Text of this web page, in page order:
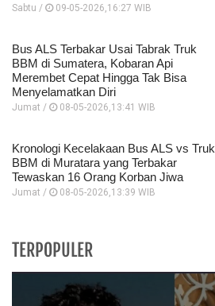
Sabtu / 09-05-2026,16:27 WIB
Bus ALS Terbakar Usai Tabrak Truk
BBM di Sumatera, Kobaran Api
Merembet Cepat Hingga Tak Bisa
Menyelamatkan Diri
Jumat / 08-05-2026,13:41 WIB
Kronologi Kecelakaan Bus ALS vs Truk
BBM di Muratara yang Terbakar
Tewaskan 16 Orang Korban Jiwa
Jumat / 08-05-2026,13:39 WIB
TERPOPULER